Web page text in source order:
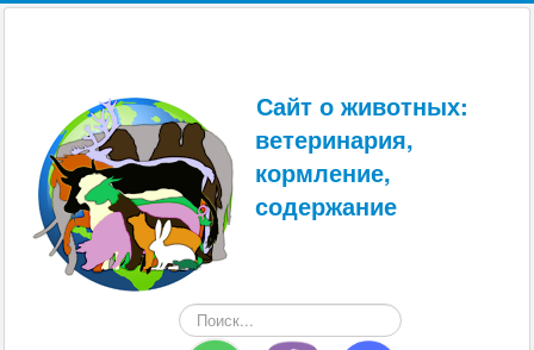
Сайт о животных:
ветеринария,
кормление,
содержание
Искать...